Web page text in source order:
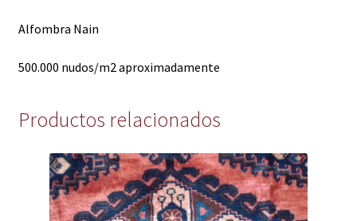
Alfombra Nain
500.000 nudos/m2 aproximadamente
Productos relacionados